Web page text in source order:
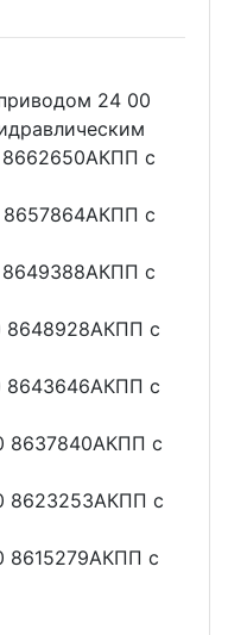
24 00
8662650АКПП с
8657864АКПП с
8649388АКПП с
8648928АКПП с
8643646АКПП с
8637840АКПП с
8623253АКПП с
8615279АКПП с